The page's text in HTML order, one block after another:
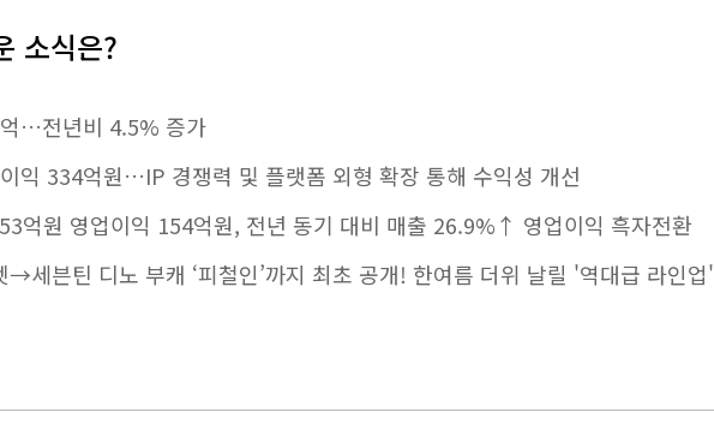
소식은?
…전년비 4.5% 증가
익 334억원…IP 경쟁력 및 플랫폼 외형 확장 통해 수익성 개선
억원 영업이익 154억원, 전년 동기 대비 매출 26.9%↑ 영업이익 흑자전환
→세븐틴 디노 부캐 ‘피철인’까지 최초 공개! 한여름 더위 날릴 '역대급 라인업'